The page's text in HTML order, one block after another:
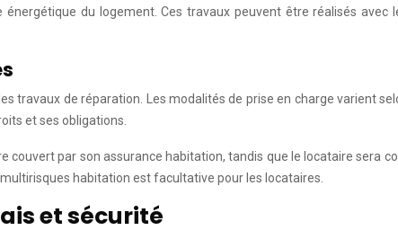
du logement. Ces travaux peuvent être réalisés avec
travaux de réparation. Les modalités de prise en charge varient
et ses obligations.
par son assurance habitation, tandis que le locataire sera
habitation est facultative pour les locataires.
et sécurité